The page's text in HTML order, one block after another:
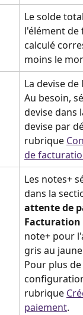
Le solde
l'élément
calculé
moins le
La devise
Au besoin,
devise dans
devise par
rubrique
de
Les notes+
dans la
attente de
Facturation
note+ pour
gris au
Pour plus
rubrique
paiement.